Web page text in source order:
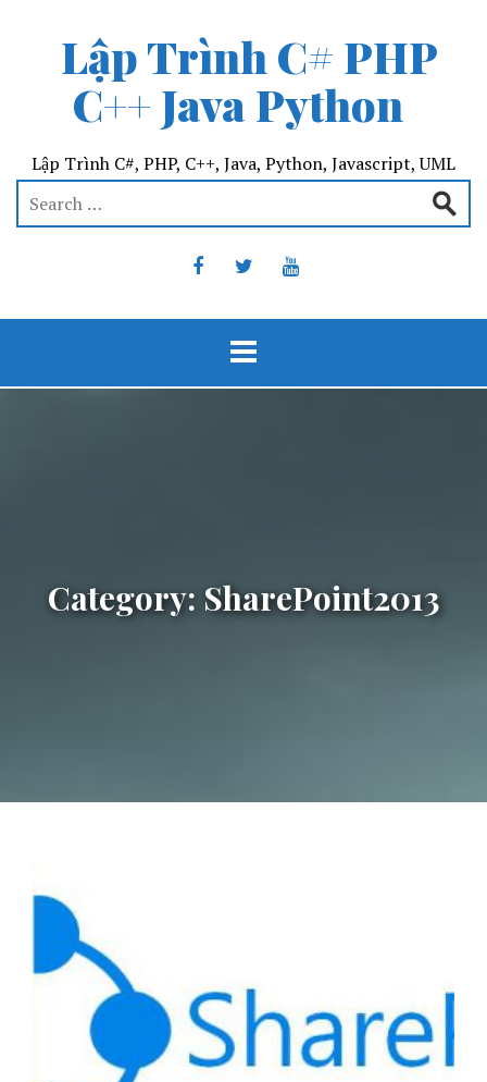
Lập Trình C# PHP
C++ Java Python
Lập Trình C#, PHP, C++, Java, Python, Javascript, UML
Category: SharePoint2013